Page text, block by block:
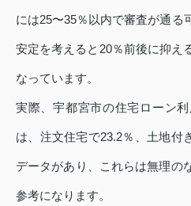
には25〜35％以内で審査が通る
安定を考えると20％前後に抑え
なっています。
実際、宇都宮市の住宅ローン
は、注文住宅で23.2％、土地付
データがあり、これらは無理の
参考になります。